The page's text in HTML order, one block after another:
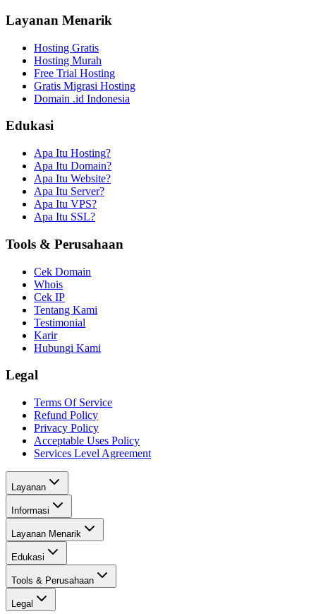
Layanan Menarik
Hosting Gratis
Hosting Murah
Free Trial Hosting
Gratis Migrasi Hosting
Domain .id Indonesia
Edukasi
Apa Itu Hosting?
Apa Itu Domain?
Apa Itu Website?
Apa Itu Server?
Apa Itu VPS?
Apa Itu SSL?
Tools & Perusahaan
Cek Domain
Whois
Cek IP
Tentang Kami
Testimonial
Karir
Hubungi Kami
Legal
Terms Of Service
Refund Policy
Privacy Policy
Acceptable Uses Policy
Services Level Agreement
Layanan
Informasi
Layanan Menarik
Edukasi
Tools & Perusahaan
Legal